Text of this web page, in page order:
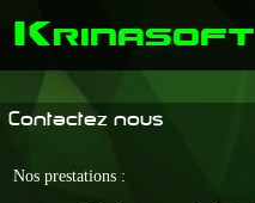
Krinasoft
Contactez nous
Nos prestations :